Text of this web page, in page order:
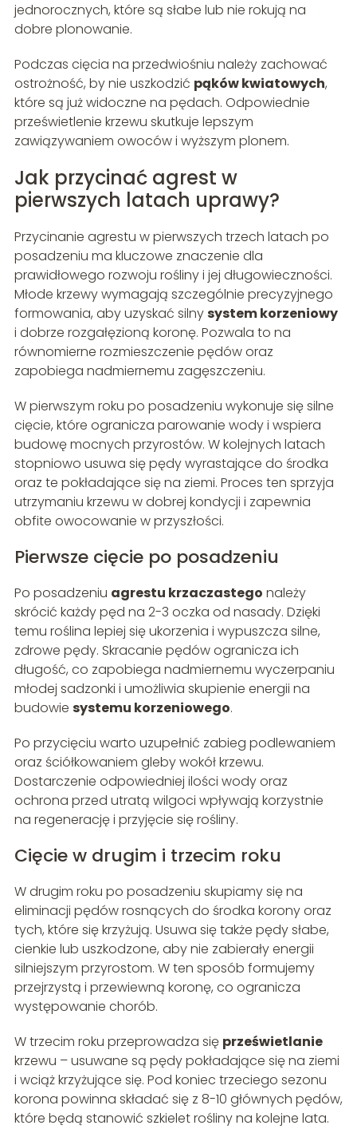
jednorocznych, które są słabe lub nie rokują na
dobre plonowanie.
Podczas cięcia na przedwiośniu należy zachować
ostrożność, by nie uszkodzić pąków kwiatowych,
które są już widoczne na pędach. Odpowiednie
prześwietlenie krzewu skutkuje lepszym
zawiązywaniem owoców i wyższym plonem.
Jak przycinać agrest w
pierwszych latach uprawy?
Przycinanie agrestu w pierwszych trzech latach po
posadzeniu ma kluczowe znaczenie dla
prawidłowego rozwoju rośliny i jej długowieczności.
Młode krzewy wymagają szczególnie precyzyjnego
formowania, aby uzyskać silnysystem korzeniowy
i dobrze rozgałęzioną koronę. Pozwala to na
równomierne rozmieszczenie pędów oraz
zapobiega nadmiernemu zagęszczeniu.
W pierwszym roku po posadzeniu wykonuje się silne
cięcie, które ogranicza parowanie wody i wspiera
budowę mocnych przyrostów. W kolejnych latach
stopniowo usuwa się pędy wyrastające do środka
oraz te pokładające się na ziemi. Proces ten sprzyja
utrzymaniu krzewu w dobrej kondycji i zapewnia
obfite owocowanie w przyszłości.
Pierwsze cięcie po posadzeniu
Po posadzeniu agrestu krzaczastego należy
skrócić każdy pęd na 2-3 oczka od nasady. Dzięki
temu roślina lepiej się ukorzenia i wypuszcza silne,
zdrowe pędy. Skracanie pędów ogranicza ich
długość, co zapobiega nadmiernemu wyczerpaniu
młodej sadzonki i umożliwia skupienie energii na
budowie systemu korzeniowego.
Po przycięciu warto uzupełnić zabieg podlewaniem
oraz ściółkowaniem gleby wokół krzewu.
Dostarczenie odpowiedniej ilości wody oraz
ochrona przed utratą wilgoci wpływają korzystnie
na regenerację i przyjęcie się rośliny.
Cięcie w drugim i trzecim roku
W drugim roku po posadzeniu skupiamy się na
eliminacji pędów rosnących do środka korony oraz
tych, które się krzyżują. Usuwa się także pędy słabe,
cienkie lub uszkodzone, aby nie zabierały energii
silniejszym przyrostom. W ten sposób formujemy
przejrzystą i przewiewną koronę, co ogranicza
występowanie chorób.
W trzecim roku przeprowadza się prześwietlanie
krzewu – usuwane są pędy pokładające się na ziemi
i wciąż krzyżujące się. Pod koniec trzeciego sezonu
korona powinna składać się z 8-10 głównych pędów,
które będą stanowić szkielet rośliny na kolejne lata.